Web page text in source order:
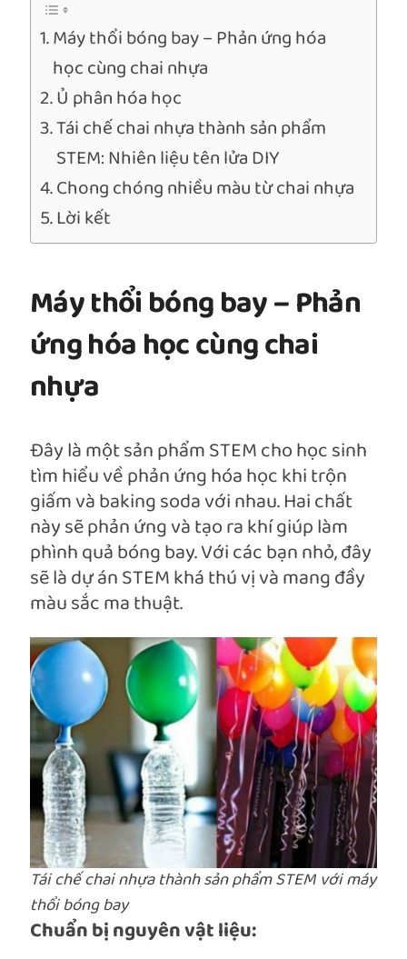
Máy thổi bóng bay – Phản ứng hóa
học cùng chai nhựa
Ủ phân hóa học
Tái chế chai nhựa thành sản phẩm
STEM: Nhiên liệu tên lửa DIY
Chong chóng nhiều màu từ chai nhựa
Lời kết
Máy thổi bóng bay – Phản
ứng hóa học cùng chai
nhựa
Đây là một sản phẩm STEM cho học sinh
tìm hiểu về phản ứng hóa học khi trộn
giấm và baking soda với nhau. Hai chất
này sẽ phản ứng và tạo ra khí giúp làm
phình quả bóng bay. Với các bạn nhỏ, đây
sẽ là dự án STEM khá thú vị và mang đầy
màu sắc ma thuật.
Tái chế chai nhựa thành sản phẩm STEM với máy
thổi bóng bay
Chuẩn bị nguyên vật liệu: